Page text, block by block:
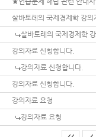
살바토레의 국제경제학 강의
살바토레의 국제경제학
강의자료 신청합니다.
강의자료 신청합니다.
강의자료 신청합니다.
강의자료 요청
강의자료 요청